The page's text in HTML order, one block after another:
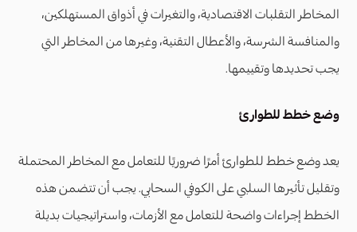
المخاطر التقلبات الاقتصادية، والتغيرات في أذواق المستهلكين،
والمنافسة الشرسة، والأعطال التقنية، وغيرها من المخاطر التي
يجب تحديدها وتقييمها.
وضع خطط للطوارئ
يعد وضع خطط للطوارئ أمرًا ضروريًا للتعامل مع المخاطر المحتملة
وتقليل تأثيرها السلبي على الكوفي السحابي. يجب أن تتضمن هذه
الخطط إجراءات واضحة للتعامل مع الأزمات، واستراتيجيات بديلة